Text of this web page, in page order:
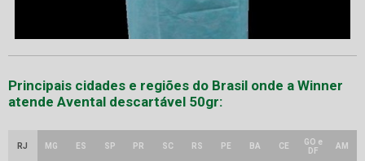
Principais cidades e regiões do Brasil onde a Winner
atende Avental descartável 50gr:
RJ MG ES SP PR SC RS PE BA CE
GO e
DF
AM